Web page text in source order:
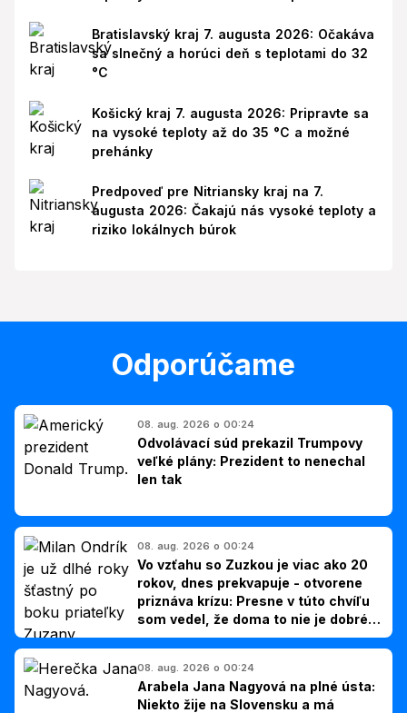
Bratislavský kraj 7. augusta 2026: Očakáva
sa slnečný a horúci deň s teplotami do 32
°C
Košický kraj 7. augusta 2026: Pripravte sa
na vysoké teploty až do 35 °C a možné
prehánky
Predpoveď pre Nitriansky kraj na 7.
augusta 2026: Čakajú nás vysoké teploty a
riziko lokálnych búrok
Odporúčame
08. aug. 2026 o 00:24
Odvolávací súd prekazil Trumpovy
veľké plány: Prezident to nenechal
len tak
08. aug. 2026 o 00:24
Vo vzťahu so Zuzkou je viac ako 20
rokov, dnes prekvapuje - otvorene
priznáva krízu: Presne v túto chvíľu
som vedel, že doma to nie je dobré,
hovorí Milan Ondrík
08. aug. 2026 o 00:24
Arabela Jana Nagyová na plné ústa:
Niekto žije na Slovensku a má